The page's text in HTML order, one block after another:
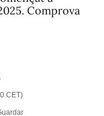
Comprova
CET)